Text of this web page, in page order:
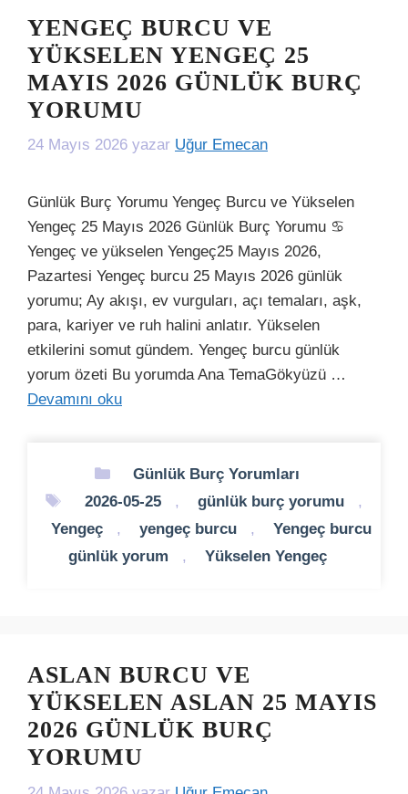
YENGEÇ BURCU VE
YÜKSELEN YENGEÇ 25
MAYIS 2026 GÜNLÜK BURÇ
YORUMU
24 Mayıs 2026 yazar Uğur Emecan
Günlük Burç Yorumu Yengeç Burcu ve Yükselen
Yengeç 25 Mayıs 2026 Günlük Burç Yorumu ♋
Yengeç ve yükselen Yengeç25 Mayıs 2026,
Pazartesi Yengeç burcu 25 Mayıs 2026 günlük
yorumu; Ay akışı, ev vurguları, açı temaları, aşk,
para, kariyer ve ruh halini anlatır. Yükselen
etkilerini somut gündem. Yengeç burcu günlük
yorum özeti Bu yorumda Ana TemaGökyüzü …
Devamını oku
Kategoriler
Günlük Burç Yorumları
Etiketler
2026-05-25 , günlük burç yorumu
,
Yengeç
, yengeç burcu ,
Yengeç burcu
günlük yorum
, Yükselen Yengeç
ASLAN BURCU VE
YÜKSELEN ASLAN 25 MAYIS
2026 GÜNLÜK BURÇ
YORUMU